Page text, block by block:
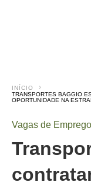
INÍCIO
TRANSPORTES BAGGIO
OPORTUNIDADE NA
Vagas de Emprego